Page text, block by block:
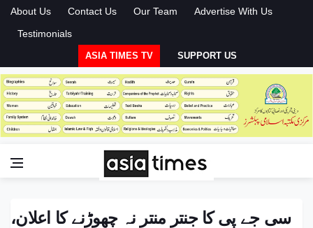
About Us Contact Us Our Team
Advertise With Us
Testimonials
ASIA TIMES TV SUPPORT US
سی جے پی کا جنتر منتر نہ چھوڑنے کا اعلان،